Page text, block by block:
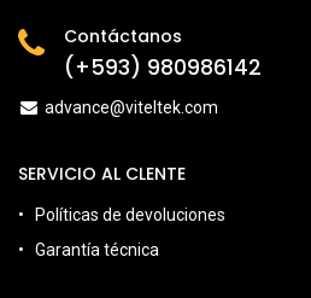
Contáctanos
(+593) 980986142
advance@viteltek.com
SERVICIO AL CLENTE
Políticas de devoluciones
Garantía técnica